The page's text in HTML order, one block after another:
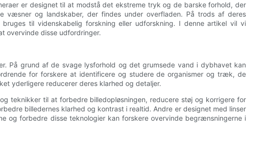
er designet til at modstå det ekstreme tryk og de barske forhold, der
væsner og landskaber, der findes under overfladen. På trods af deres
til videnskabelig forskning eller udforskning. I denne artikel vil vi
overvinde disse udfordringer.
På grund af de svage lysforhold og det grumsede vand i dybhavet kan
for forskere at identificere og studere de organismer og træk, de
yderligere reducerer deres klarhed og detaljer.
teknikker til at forbedre billedopløsningen, reducere støj og korrigere for
billedernes klarhed og kontrast i realtid. Andre er designet med linser
og forbedre disse teknologier kan forskere overvinde begrænsningerne i